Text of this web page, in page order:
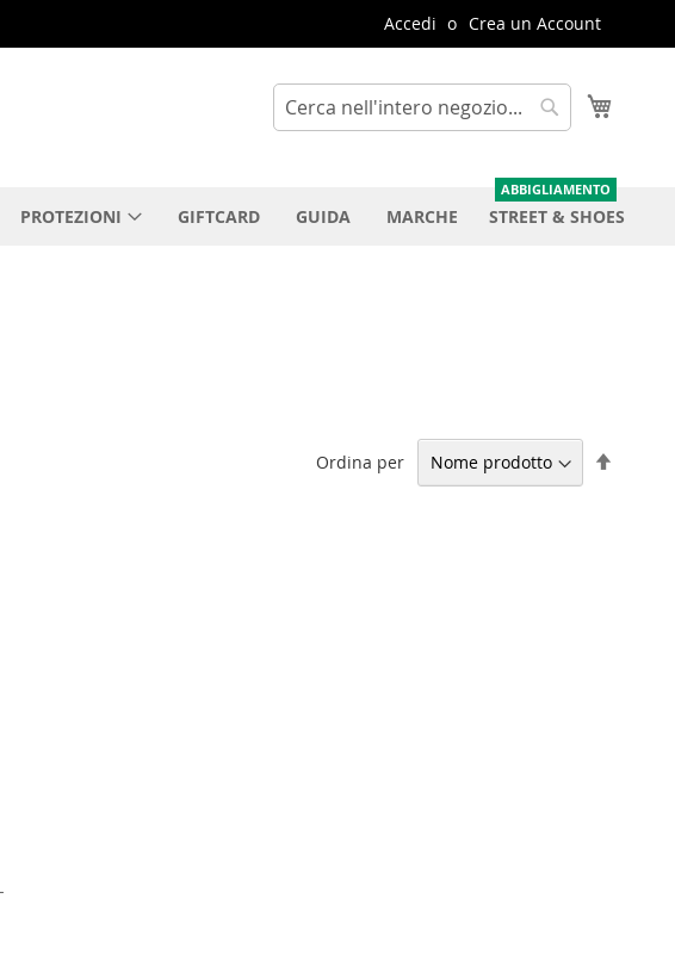
Accedi Crea un Account
Cerca
PROTEZIONI GIFTCARD GUIDA MARCHE STREET & SHOES
Ordina per